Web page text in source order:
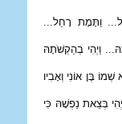
וַתָּמָת רָחֵל...
וַיְהִי בְהַקְשֹׁתָהּ
בֶּן אוֹנִי וְאָבִיו
בְּצֵאת נַפְשָׁהּ כִּי